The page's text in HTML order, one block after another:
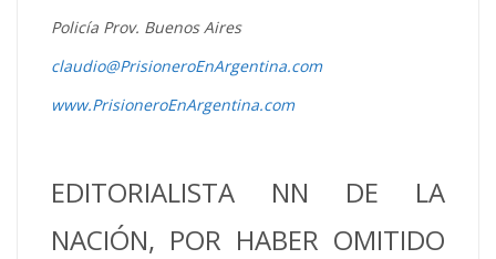
Policía Prov. Buenos Aires
claudio@PrisioneroEnArgentina.com
www.PrisioneroEnArgentina.com
EDITORIALISTA NN DE LA
NACIÓN, POR HABER OMITIDO